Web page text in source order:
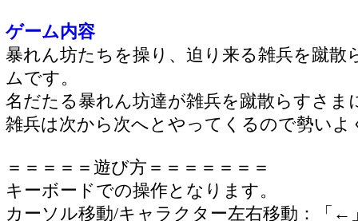
ゲーム内容
暴れん坊たちを操り、迫り来る雑兵を蹴散
ムです。
名だたる暴れん坊達が雑兵を蹴散らすさま
雑兵は次から次へとやってくるので勢い
＝＝＝＝＝遊び方＝＝＝＝＝＝＝
キーボードでの操作となります。
カーソル移動/キャラクター左右移動：「